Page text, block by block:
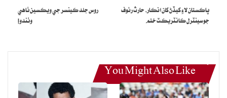
نمائندگي ڪري چڪو آهي جنهن ۾ هن چئن سينچرين جي مدد سان 3 هزار
پاڪستان لاءِ کيڏڻ کان انڪار، حارث رئوف
جو سينٽرل ڪانٽريڪٽ ختم
روس جلد ڪينسر جي ويڪسين ٺاهي
وٺندو!
You Might Also Like